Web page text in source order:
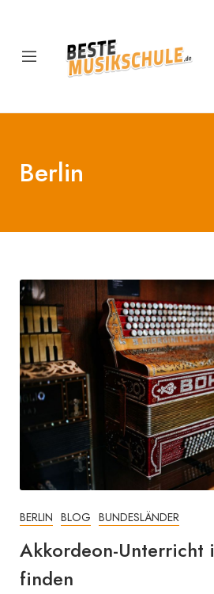
Berlin
BERLIN BLOG BUNDESLÄNDER
Akkordeon-Unterricht
finden